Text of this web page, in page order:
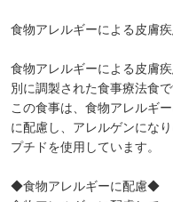
食物アレルギーによる皮膚
食物アレルギーによる皮膚
別に調製された食事療法食で
この食事は、食物アレルギ
に配慮し、アレルゲンにな
プチドを使用しています。
◆食物アレルギーに配慮◆